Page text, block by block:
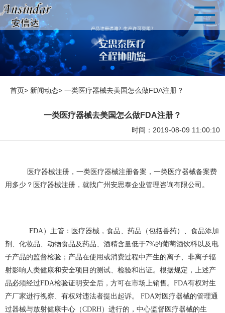
首页> 新闻动态> 一类医疗器械去美国怎么做FDA注册？
一类医疗器械去美国怎么做FDA注册？
时间：2019-08-09 11:00:10
医疗器械注册 ，一类医疗器械注册备案，一类医疗器械备案费
用多少？医疗器械注册，就找广州安思泰企业管理咨询有限公司。
FDA）主管：医疗器械，食品、药品（包括兽药）、食品添加
剂、化妆品、动物食品及药品、酒精含量低于7%的葡萄酒饮料以及电
子产品的监督检验；产品在使用或消费过程中产生的离子、非离子辐
射影响人类健康和安全项目的测试、检验和出证。根据规定，上述产
品必须经过FDA检验证明安全后，方可在市场上销售。FDA有权对生
产厂家进行视察、有权对违法者提出起诉。 FDA对医疗器械的管理通
过器械与放射健康中心（CDRH）进行的，中心监督医疗器械的生